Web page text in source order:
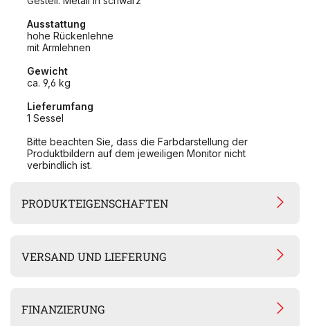
Ausstattung
hohe Rückenlehne
mit Armlehnen
Gewicht
ca. 9,6 kg
Lieferumfang
1 Sessel
Bitte beachten Sie, dass die Farbdarstellung der
Produktbildern auf dem jeweiligen Monitor nicht
verbindlich ist.
PRODUKTEIGENSCHAFTEN
VERSAND UND LIEFERUNG
FINANZIERUNG